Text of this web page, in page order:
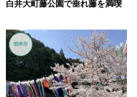
白井大町藤公園で垂れ藤を満喫
朝来市